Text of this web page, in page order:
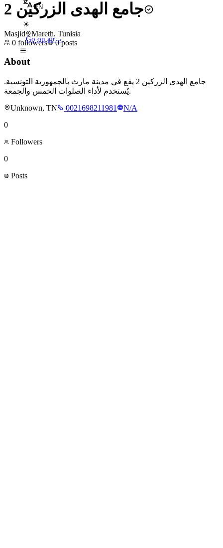
EN
☀
Go on air→
جامع الهدى الزركين 2
Masjid
Mareth, Tunisia
0 followers 0 posts
About
جامع الهدى الزركين 2 يقع في مدينة مارث بالجمهورية التونسية.
يُستخدم لأداء الصلوات الخمس والجمعة.
Unknown, TN
0021698211981
N/A
0
Followers
0
Posts